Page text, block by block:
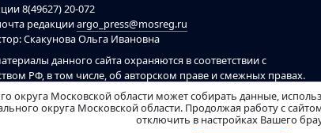
8(49627) 20-072
редакцииargo_press@mosreg.ru
Скакунова Ольга Ивановна
данного сайта охраняются в соответствии с
РФ, в том числе, об авторском праве и смежных правах.
материалов обязательна ссылка на сайт
ресурсами обязательна гиперссылка на сайт
округа Московской области может собирать данные,
округа Московской области. Продолжая работу с
отключить в настройках Вашего